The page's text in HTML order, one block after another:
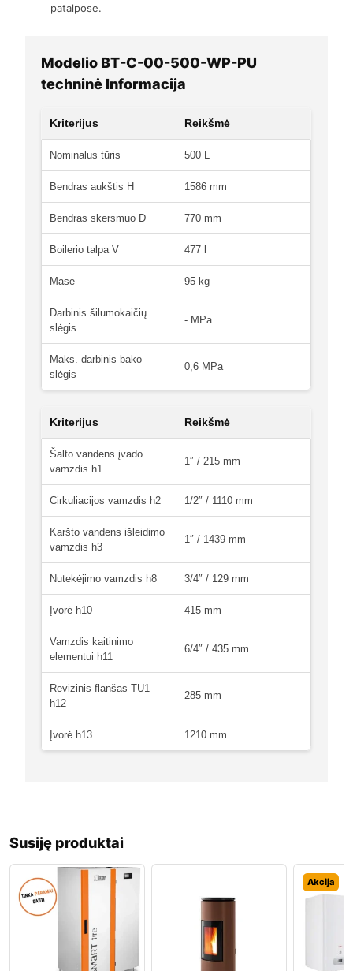
patalpose.
Modelio ВТ-C-00-500-WP-PU
techninė Informacija
Kriterijus Reikšmė
Nominalus tūris 500 L
Bendras aukštis H 1586 mm
Bendras skersmuo D 770 mm
Boilerio talpa V 477 l
Masė 95 kg
Darbinis šilumokaičių
slėgis
- MPa
Maks. darbinis bako
slėgis
0,6 MPa
Kriterijus Reikšmė
Šalto vandens įvado
vamzdis h1
1″ / 215 mm
Cirkuliacijos vamzdis h2 1/2″ / 1110 mm
Karšto vandens išleidimo
vamzdis h3
1″ / 1439 mm
Nutekėjimo vamzdis h8 3/4″ / 129 mm
Įvorė h10 415 mm
Vamzdis kaitinimo
elementui h11
6/4″ / 435 mm
Revizinis flanšas TU1
h12
285 mm
Įvorė h13 1210 mm
Susiję produktai
Akcija